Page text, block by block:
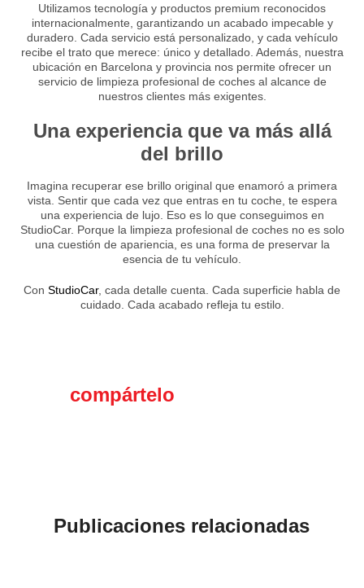
Utilizamos tecnología y productos premium reconocidos
internacionalmente, garantizando un acabado impecable y
duradero. Cada servicio está personalizado, y cada vehículo
recibe el trato que merece: único y detallado. Además, nuestra
ubicación en Barcelona y provincia nos permite ofrecer un
servicio de limpieza profesional de coches al alcance de
nuestros clientes más exigentes.
Una experiencia que va más allá
del brillo
Imagina recuperar ese brillo original que enamoró a primera
vista. Sentir que cada vez que entras en tu coche, te espera
una experiencia de lujo. Eso es lo que conseguimos en
StudioCar. Porque la limpieza profesional de coches no es solo
una cuestión de apariencia, es una forma de preservar la
esencia de tu vehículo.
Con StudioCar, cada detalle cuenta. Cada superficie habla de
cuidado. Cada acabado refleja tu estilo.
compártelo
Publicaciones relacionadas